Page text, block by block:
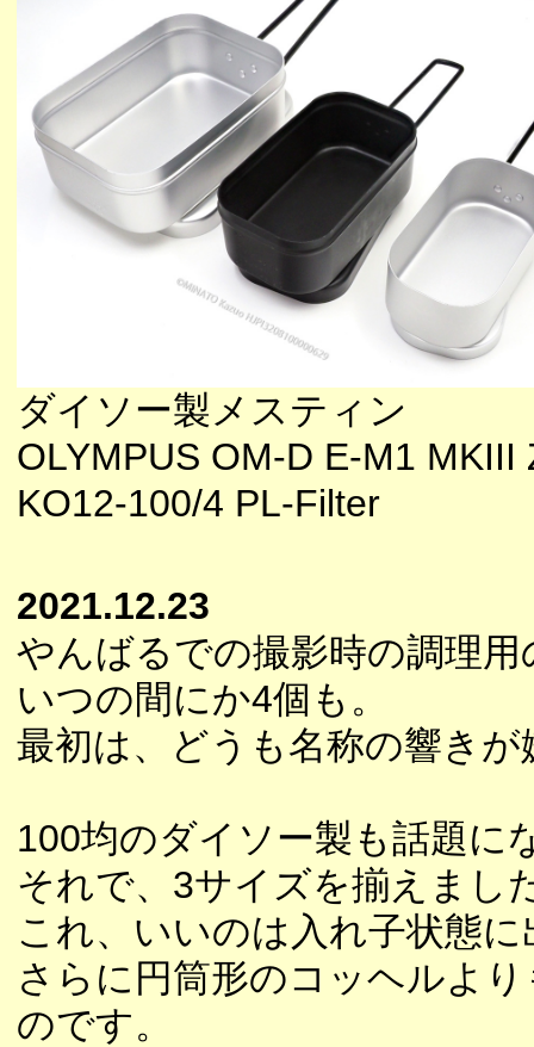
ダイソー製メスティン
OLYMPUS OM-D E-M1 MKIII
KO12-100/4 PL-Filter
2021.12.23
やんばるでの撮影時の調理
いつの間にか4個も。
最初は、どうも名称の響き
100均のダイソー製も話題に
それで、3サイズを揃えまし
これ、いいのは入れ子状態
さらに円筒形のコッヘルよ
のです。